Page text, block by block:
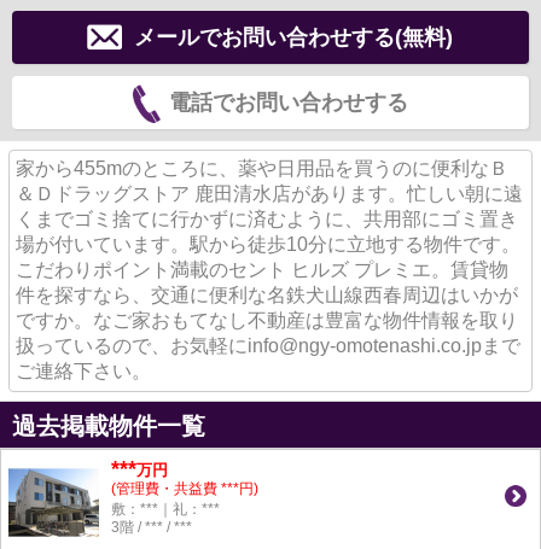
メールでお問い合わせする(無料)
電話でお問い合わせする
家から455mのところに、薬や日用品を買うのに便利なＢ
＆Ｄドラッグストア 鹿田清水店があります。忙しい朝に遠
くまでゴミ捨てに行かずに済むように、共用部にゴミ置き
場が付いています。駅から徒歩10分に立地する物件です。
こだわりポイント満載のセント ヒルズ プレミエ。賃貸物
件を探すなら、交通に便利な名鉄犬山線西春周辺はいかが
ですか。なご家おもてなし不動産は豊富な物件情報を取り
扱っているので、お気軽にinfo@ngy-omotenashi.co.jpまで
ご連絡下さい。
過去掲載物件一覧
***万円
(管理費・共益費 ***円)
敷：***｜礼：***
3階 / *** / ***